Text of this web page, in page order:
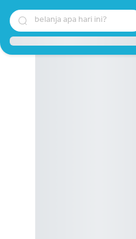
belanja apa hari ini?